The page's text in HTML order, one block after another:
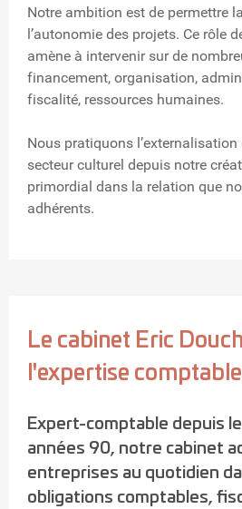
Notre ambition est de permettre
l’autonomie des projets. Ce rôle
amène à intervenir sur de
financement, organisation,
fiscalité, ressources humaines.
Nous pratiquons
secteur culturel depuis notre
primordial dans la relation que
adhérents.
Le cabinet Eric
l'expertise comptable
Expert-comptable depuis
années 90, notre cabinet
entreprises au quotidien
obligations comptables,